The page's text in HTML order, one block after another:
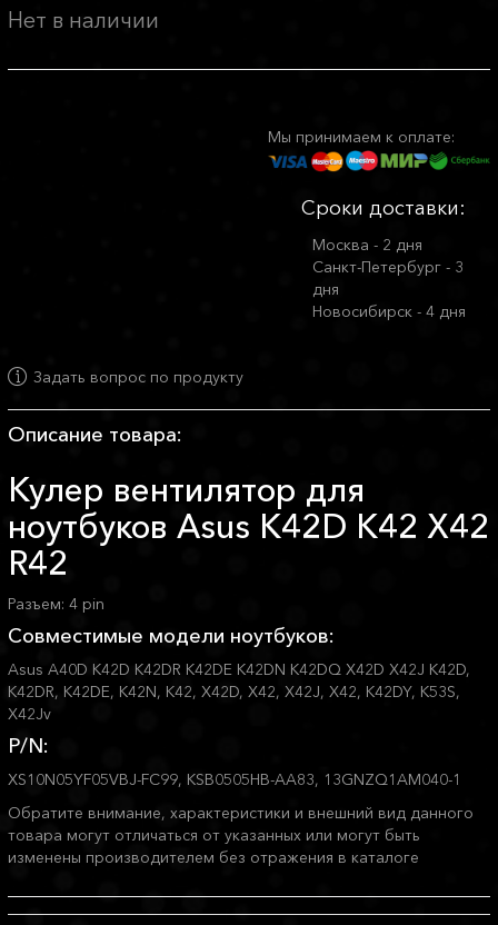
Нет в наличии
Мы принимаем к оплате:
Сроки доставки:
Москва - 2 дня
Санкт-Петербург - 3
дня
Новосибирск - 4 дня
Задать вопрос по продукту
Описание товара:
Кулер вентилятор для
ноутбуков Asus K42D K42 X42
R42
Разъем: 4 pin
Совместимые модели ноутбуков:
Asus A40D K42D K42DR K42DE K42DN K42DQ X42D X42J K42D,
K42DR, K42DE, K42N, K42, X42D, X42, X42J, X42, K42DY, K53S,
X42Jv
P/N:
XS10N05YF05VBJ-FC99, KSB0505HB-AA83, 13GNZQ1AM040-1
Обратите внимание, характеристики и внешний вид данного
товара могут отличаться от указанных или могут быть
изменены производителем без отражения в каталоге